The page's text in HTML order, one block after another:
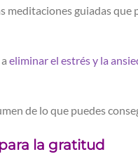
meditaciones guiadas
eliminar el estrés y la
de lo que puedes
la gratitud